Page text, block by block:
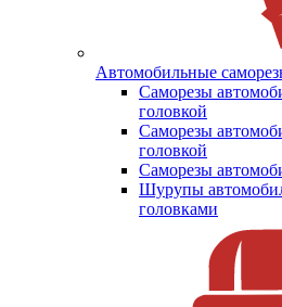
Автомобильные
Саморезы
головкой
Саморезы
головкой
Саморезы
Шурупы
головками